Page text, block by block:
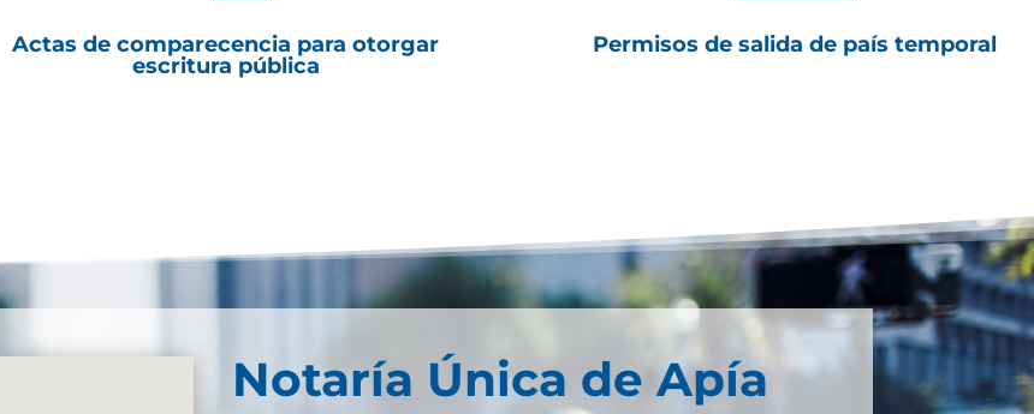
Actas de comparecencia para otorgar
escritura pública
Permisos de salida de país temporal
Notaría Única de Apía